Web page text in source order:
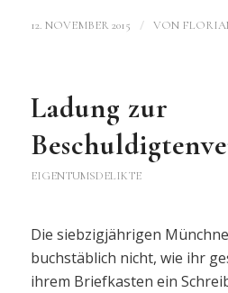
12. NOVEMBER 2015 / VON
Ladung zur
EIGENTUMSDELIKTE
Die siebzigjährigen
buchstäblich nicht, wie ihr
ihrem Briefkasten ein